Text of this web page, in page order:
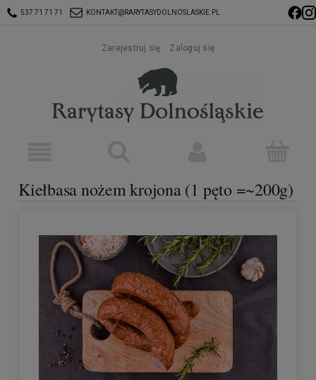
537 71 71 71 KONTAKT@RARYTASYDOLNOSLASKIE.PL
Zarejestruj się Zaloguj się
Kiełbasa nożem krojona (1 pęto =~200g)